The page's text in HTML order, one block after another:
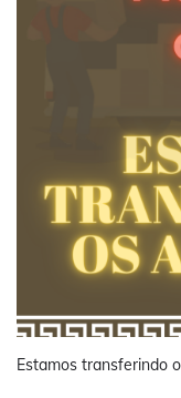
Estamos transferindo